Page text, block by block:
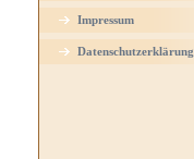
Impressum
Datenschutzerklärung